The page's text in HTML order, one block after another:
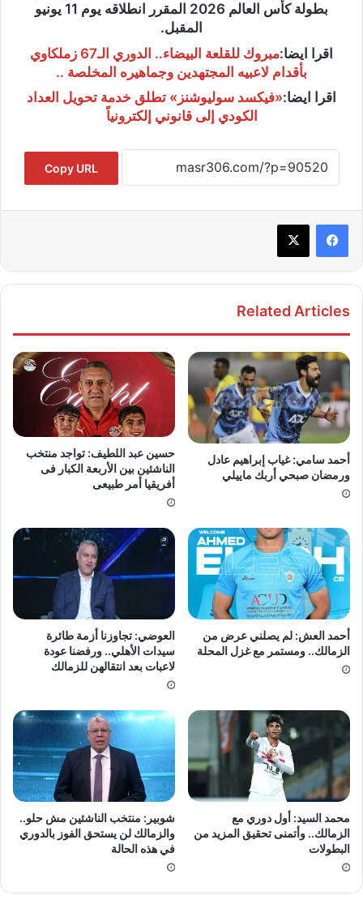
بطولة كأس العالم 2026 المقرر انطلاقه يوم 11 يونيو
المقبل.
اقرا ايضا:
مبروك للقلعة البيضاء.. الدوري الـ67 زملكاوي
بأقدام لاعبيه المجتهدين وجماهيره المخلصة ..
اقرا ايضا:«فيكسد سوليوشنز» تطلق خدمة تحويل العداد
الكودي إلى قانوني إلكترونياً
Copy URL
Related Articles
أحمد سامي: غياب إبراهيم عادل
ورمضان صبحي أربك ماييلي
حسين عبد اللطيف: تواجد منتخب
الناشئين بين الأربعة الكبار فى
أفريقيا أمر طبيعى
أحمد العش: لم يصلني عرض من
الزمالك.. ومستمر مع غزل المحلة
العوضي: تجاوزنا أزمة طائرة
سيدات الأهلي.. ورفضنا عودة
لاعبات بعد انتقالهن للزمالك
محمد السيد: أول دوري مع
الزمالك.. وأتمنى تحقيق المزيد من
البطولات
شوبير: منتخب الناشئين مش حلو..
والزمالك لن يستحق الفوز بالدوري
في هذه الحالة